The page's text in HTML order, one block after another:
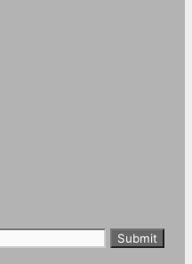
Submit